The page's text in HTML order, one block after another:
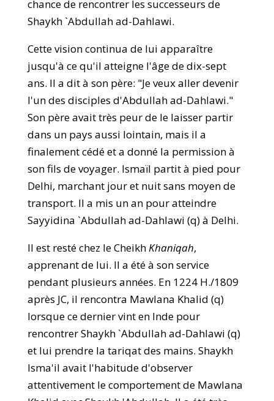
chance de rencontrer les successeurs de
Shaykh `Abdullah ad-Dahlawi.
Cette vision continua de lui apparaître
jusqu'à ce qu'il atteigne l'âge de dix-sept
ans. Il a dit à son père: "Je veux aller devenir
l'un des disciples d'Abdullah ad-Dahlawi."
Son père avait très peur de le laisser partir
dans un pays aussi lointain, mais il a
finalement cédé et a donné la permission à
son fils de voyager. Ismaïl partit à pied pour
Delhi, marchant jour et nuit sans moyen de
transport. Il a mis un an pour atteindre
Sayyidina `Abdullah ad-Dahlawi (q) à Delhi.
Il est resté chez le CheikhKhaniqah,
apprenant de lui. Il a été à son service
pendant plusieurs années. En 1224 H./1809
après JC, il rencontra Mawlana Khalid (q)
lorsque ce dernier vint en Inde pour
rencontrer Shaykh `Abdullah ad-Dahlawi (q)
et lui prendre la tariqat des mains. Shaykh
Isma'il avait l'habitude d'observer
attentivement le comportement de Mawlana